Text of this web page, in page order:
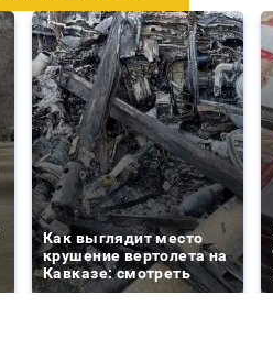
Как выглядит место
крушение вертолета на
Кавказе: смотреть